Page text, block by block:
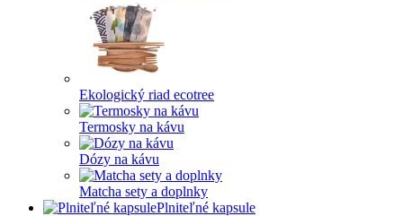
Ekologický riad ecotree
Termosky na kávu
Dózy na kávu
Matcha sety a doplnky
Plniteľné kapsule